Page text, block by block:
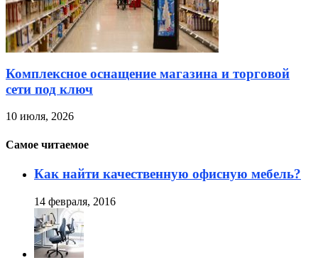
Комплексное оснащение магазина и торговой
сети под ключ
10 июля, 2026
Самое читаемое
Как найти качественную офисную мебель?
14 февраля, 2016